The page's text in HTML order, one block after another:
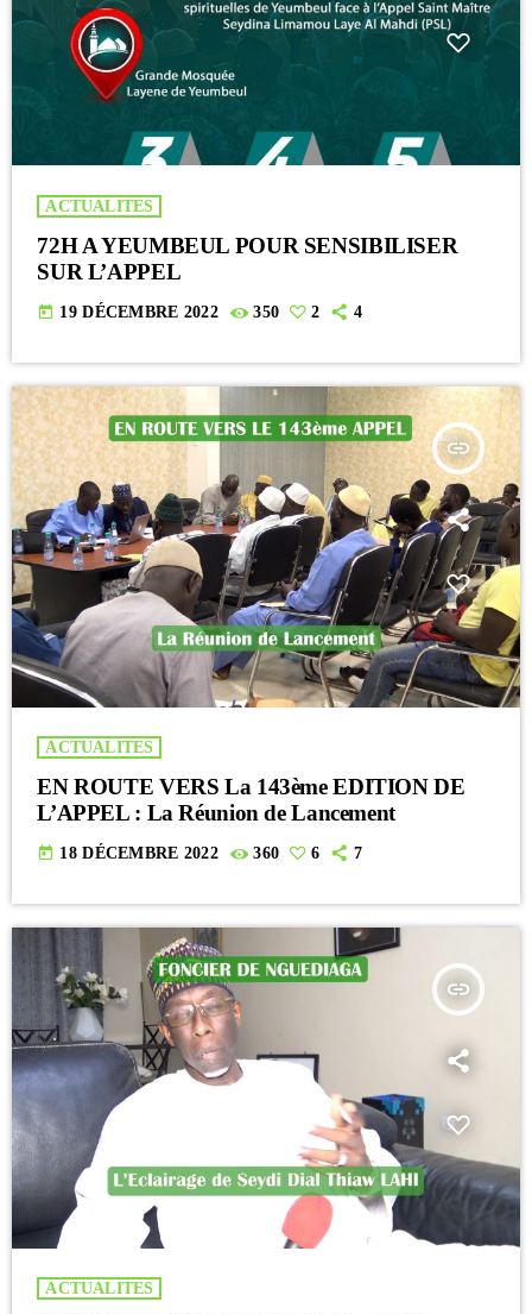
ACTUALITES
72H A YEUMBEUL POUR SENSIBILISER
SUR L’APPEL
today 19 DÉCEMBRE 2022 350 2 4
insert_link
ACTUALITES
EN ROUTE VERS La 143ème EDITION DE
L’APPEL : La Réunion de Lancement
today 18 DÉCEMBRE 2022 360 6 7
insert_link
ACTUALITES